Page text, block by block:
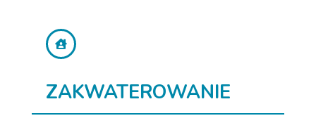
ZAKWATEROWANIE